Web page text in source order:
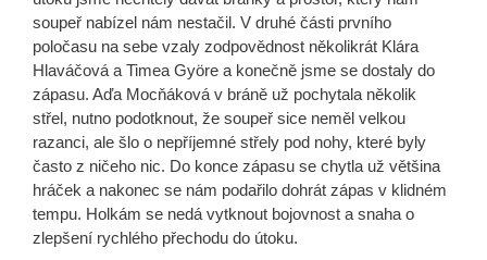
soupeř nabízel nám nestačil. V druhé části prvního
poločasu na sebe vzaly zodpovědnost několikrát Klára
Hlaváčová a Timea Györe a konečně jsme se dostaly do
zápasu. Aďa Mocňáková v bráně už pochytala několik
střel, nutno podotknout, že soupeř sice neměl velkou
razanci, ale šlo o nepříjemné střely pod nohy, které byly
často z ničeho nic. Do konce zápasu se chytla už většina
hráček a nakonec se nám podařilo dohrát zápas v klidném
tempu. Holkám se nedá vytknout bojovnost a snaha o
zlepšení rychlého přechodu do útoku.